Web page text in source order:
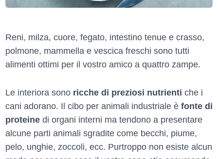
Reni, milza, cuore, fegato, intestino tenue e crasso,
polmone, mammella e vescica freschi sono tutti
alimenti ottimi per il vostro amico a quattro zampe.
Le interiora sono ricche di preziosi nutrienti che i
cani adorano. Il cibo per animali industriale è fonte di
proteine di organi interni ma tendono a presentare
alcune parti animali sgradite come becchi, piume,
pelo, unghie, zoccoli, ecc. Purtroppo non esiste alcun